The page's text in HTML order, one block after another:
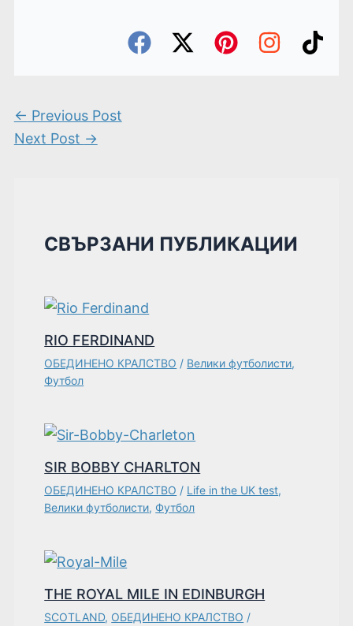
← Previous Post
Next Post →
СВЪРЗАНИ ПУБЛИКАЦИИ
RIO FERDINAND
ОБЕДИНЕНО КРАЛСТВО / Велики футболисти,
Футбол
SIR BOBBY CHARLTON
ОБЕДИНЕНО КРАЛСТВО / Life in the UK test,
Велики футболисти, Футбол
THE ROYAL MILE IN EDINBURGH
SCOTLAND, ОБЕДИНЕНО КРАЛСТВО /